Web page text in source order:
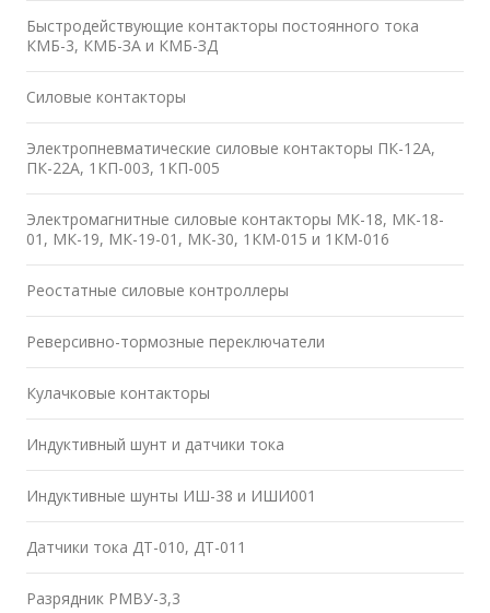
Быстродействующие контакторы постоянного тока
КМБ-3, КМБ-ЗА и КМБ-ЗД
Силовые контакторы
Электропневматические силовые контакторы ПК-12А,
ПК-22А, 1КП-003, 1КП-005
Электромагнитные силовые контакторы МК-18, МК-18-
01, МК-19, МК-19-01, МК-30, 1КМ-015 и 1КМ-016
Реостатные силовые контроллеры
Реверсивно-тормозные переключатели
Кулачковые контакторы
Индуктивный шунт и датчики тока
Индуктивные шунты ИШ-38 и ИШИ001
Датчики тока ДТ-010, ДТ-011
Разрядник РМВУ-3,3